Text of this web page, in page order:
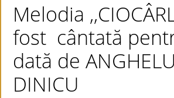
Melodia
fost cântată
dată de
DINICU